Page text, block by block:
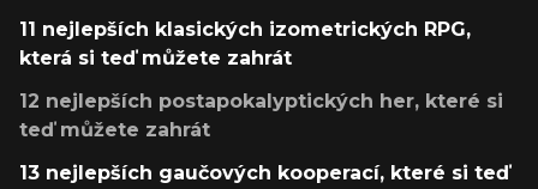
11 nejlepších klasických izometrických RPG,
která si teď můžete zahrát
12 nejlepších postapokalyptických her, které si
teď můžete zahrát
13 nejlepších gaučových kooperací, které si teď